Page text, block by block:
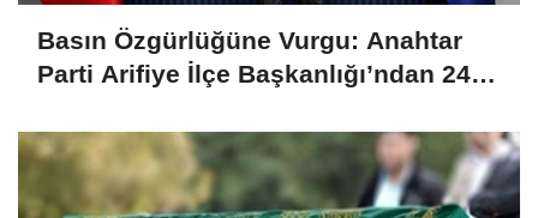
Basın Özgürlüğüne Vurgu: Anahtar
Parti Arifiye İlçe Başkanlığı’ndan 24